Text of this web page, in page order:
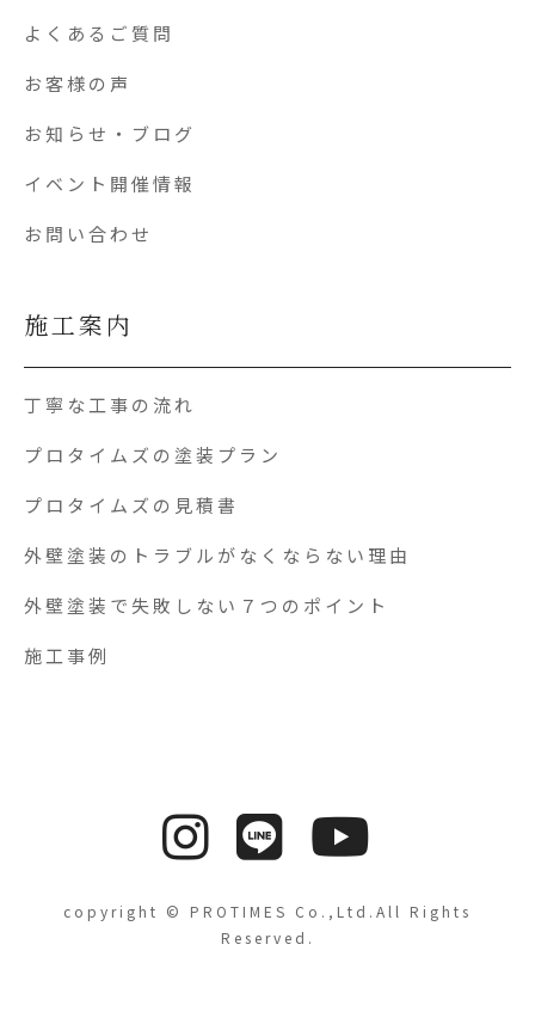
よくあるご質問
お客様の声
お知らせ・ブログ
イベント開催情報
お問い合わせ
施工案内
丁寧な工事の流れ
プロタイムズの塗装プラン
プロタイムズの見積書
外壁塗装のトラブルがなくならない理由
外壁塗装で失敗しない７つのポイント
施工事例
copyright © PROTIMES Co.,Ltd.All Rights
Reserved.